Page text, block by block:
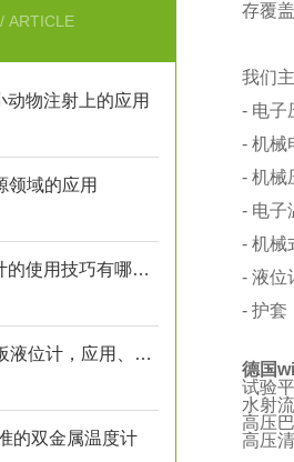
/ ARTICLE
物注射上的应用
领域的应用
柯普乐磁翻板液位计的使用技巧有哪些？
一文读懂KSR磁翻板液位计，应用、操作与养护
的双金属温度计
存覆
我们
- 电子
- 机械
- 机械
- 电子
- 机械
- 液位
- 护套
德国
试验
水射
高压
高压